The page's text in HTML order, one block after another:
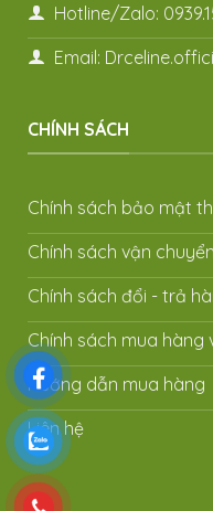
Hotline/Zalo:
Email:
CHÍNH SÁCH
Chính sách bảo mật
Chính sách vận
Chính sách đổi - trả
Chính sách mua hàng
Hướng dẫn mua hàng
Liên hệ